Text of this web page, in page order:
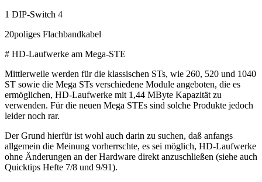
1 DIP-Switch 4
20poliges Flachbandkabel
# HD-Laufwerke am Mega-STE
Mittlerweile werden für die klassischen STs, wie 260, 520 und 1040
ST sowie die Mega STs verschiedene Module angeboten, die es
ermöglichen, HD-Laufwerke mit 1,44 MByte Kapazität zu
verwenden. Für die neuen Mega STEs sind solche Produkte jedoch
leider noch rar.
Der Grund hierfür ist wohl auch darin zu suchen, daß anfangs
allgemein die Meinung vorherrschte, es sei möglich, HD-Laufwerke
ohne Änderungen an der Hardware direkt anzuschließen (siehe auch
Quicktips Hefte 7/8 und 9/91).